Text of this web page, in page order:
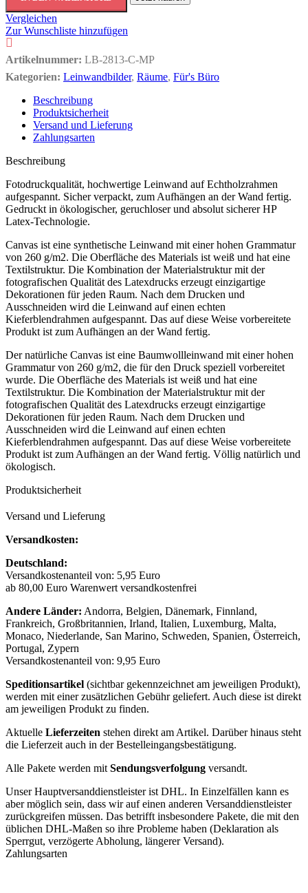
Vergleichen
Zur Wunschliste hinzufügen
Artikelnummer: LB-2813-C-MP
Kategorien: Leinwandbilder, Räume, Für's Büro
Beschreibung
Produktsicherheit
Versand und Lieferung
Zahlungsarten
Beschreibung
Fotodruckqualität, hochwertige Leinwand auf Echtholzrahmen
aufgespannt. Sicher verpackt, zum Aufhängen an der Wand fertig.
Gedruckt in ökologischer, geruchloser und absolut sicherer HP
Latex-Technologie.
Canvas ist eine synthetische Leinwand mit einer hohen Grammatur
von 260 g/m2. Die Oberfläche des Materials ist weiß und hat eine
Textilstruktur. Die Kombination der Materialstruktur mit der
fotografischen Qualität des Latexdrucks erzeugt einzigartige
Dekorationen für jeden Raum. Nach dem Drucken und
Ausschneiden wird die Leinwand auf einen echten
Kieferblendrahmen aufgespannt. Das auf diese Weise vorbereitete
Produkt ist zum Aufhängen an der Wand fertig.
Der natürliche Canvas ist eine Baumwollleinwand mit einer hohen
Grammatur von 260 g/m2, die für den Druck speziell vorbereitet
wurde. Die Oberfläche des Materials ist weiß und hat eine
Textilstruktur. Die Kombination der Materialstruktur mit der
fotografischen Qualität des Latexdrucks erzeugt einzigartige
Dekorationen für jeden Raum. Nach dem Drucken und
Ausschneiden wird die Leinwand auf einen echten
Kieferblendrahmen aufgespannt. Das auf diese Weise vorbereitete
Produkt ist zum Aufhängen an der Wand fertig. Völlig natürlich und
ökologisch.
Produktsicherheit
Versand und Lieferung
Versandkosten:
Deutschland:
Versandkostenanteil von: 5,95 Euro
ab 80,00 Euro Warenwert versandkostenfrei
Andere Länder: Andorra, Belgien, Dänemark, Finnland,
Frankreich, Großbritannien, Irland, Italien, Luxemburg, Malta,
Monaco, Niederlande, San Marino, Schweden, Spanien, Österreich,
Portugal, Zypern
Versandkostenanteil von: 9,95 Euro
Speditionsartikel (sichtbar gekennzeichnet am jeweiligen Produkt),
werden mit einer zusätzlichen Gebühr geliefert. Auch diese ist direkt
am jeweiligen Produkt zu finden.
Aktuelle Lieferzeiten stehen direkt am Artikel. Darüber hinaus steht
die Lieferzeit auch in der Bestelleingangsbestätigung.
Alle Pakete werden mit Sendungsverfolgung versandt.
Unser Hauptversanddienstleister ist DHL. In Einzelfällen kann es
aber möglich sein, dass wir auf einen anderen Versanddienstleister
zurückgreifen müssen. Das betrifft insbesondere Pakete, die mit den
üblichen DHL-Maßen so ihre Probleme haben (Deklaration als
Sperrgut, verzögerte Abholung, längerer Versand).
Zahlungsarten